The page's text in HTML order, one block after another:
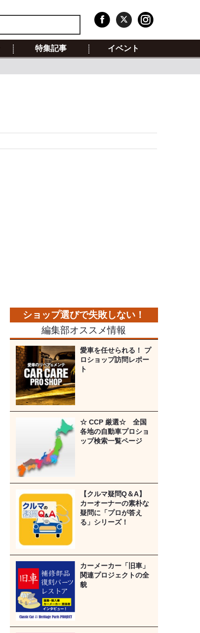
特集記事 イベント
編集部オススメ情報
愛車を任せられる！ プ
ロショップ訪問レポー
ト
☆ CCP 厳選☆ 全国
各地の自動車プロショ
ップ検索一覧ページ
【クルマ疑問Q＆A】
カーオーナーの素朴な
疑問に「プロが答え
る」シリーズ！
カーメーカー「旧車」
関連プロジェクトの全
貌